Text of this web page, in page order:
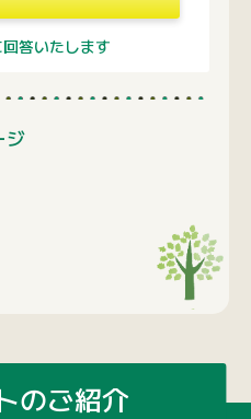
答いたします
ジ
のご紹介